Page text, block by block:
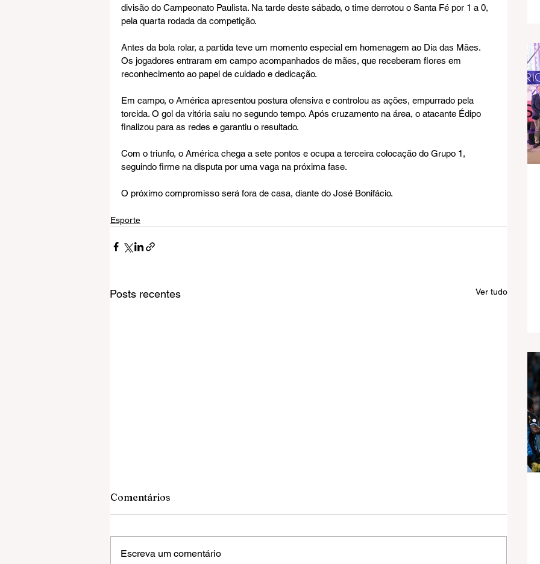
divisão do Campeonato Paulista. Na tarde deste sábado, o time derrotou o Santa Fé por 1 a 0,
pela quarta rodada da competição.
Antes da bola rolar, a partida teve um momento especial em homenagem ao Dia das Mães.
Os jogadores entraram em campo acompanhados de mães, que receberam flores em
reconhecimento ao papel de cuidado e dedicação.
Em campo, o América apresentou postura ofensiva e controlou as ações, empurrado pela
torcida. O gol da vitória saiu no segundo tempo. Após cruzamento na área, o atacante Édipo
finalizou para as redes e garantiu o resultado.
Com o triunfo, o América chega a sete pontos e ocupa a terceira colocação do Grupo 1,
seguindo firme na disputa por uma vaga na próxima fase.
O próximo compromisso será fora de casa, diante do José Bonifácio.
Esporte
Posts recentes Ver tudo
Comentários
Escreva um comentário